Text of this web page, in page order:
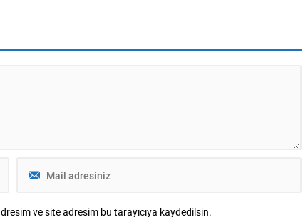
ve site adresim bu tarayıcıya kaydedilsin.